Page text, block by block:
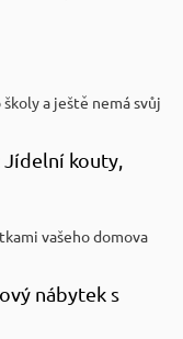
a ještě nemá svůj
kouty,
vašeho domova
nábytek s